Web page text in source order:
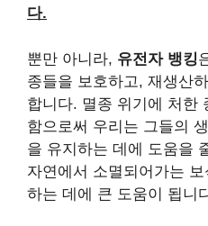
다.
뿐만 아니라, 유전자 뱅킹
종들을 보호하고, 재생산
합니다. 멸종 위기에 처한
함으로써 우리는 그들의
을 유지하는 데에 도움을
자연에서 소멸되어가는
하는 데에 큰 도움이 됩니